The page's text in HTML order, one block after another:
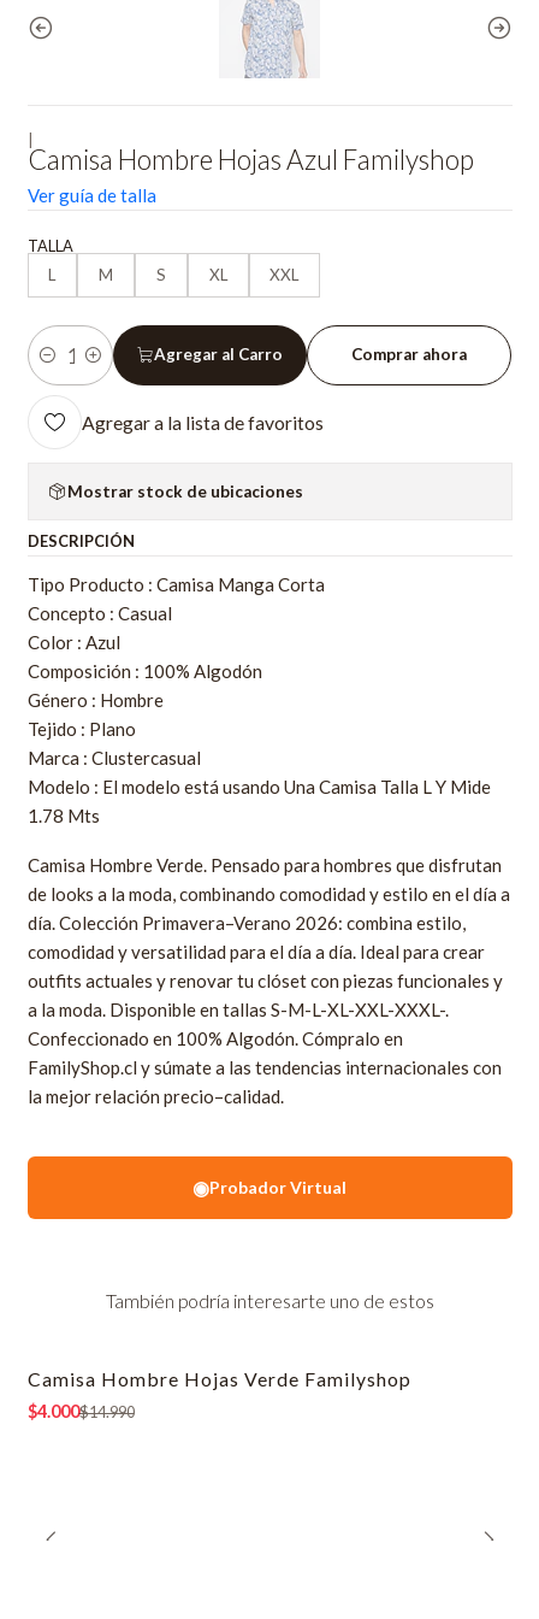
Camisa Hombre Hojas Azul Familyshop
Ver guía de talla
TALLA
L
M S XL XXL
Cantidad
Agregar al Carro Comprar ahora
Agregar a la lista de favoritos
Mostrar stock de ubicaciones
DESCRIPCIÓN
Tipo Producto : Camisa Manga Corta
Concepto : Casual
Color : Azul
Composición : 100% Algodón
Género : Hombre
Tejido : Plano
Marca : Clustercasual
Modelo : El modelo está usando Una Camisa Talla L Y Mide
1.78 Mts
Camisa Hombre Verde. Pensado para hombres que disfrutan
de looks a la moda, combinando comodidad y estilo en el día a
día. Colección Primavera–Verano 2026: combina estilo,
comodidad y versatilidad para el día a día. Ideal para crear
outfits actuales y renovar tu clóset con piezas funcionales y
a la moda. Disponible en tallas S-M-L-XL-XXL-XXXL-.
Confeccionado en 100% Algodón. Cómpralo en
FamilyShop.cl y súmate a las tendencias internacionales con
la mejor relación precio–calidad.
◉Probador Virtual
También podría interesarte uno de estos
-73% OFF
Camisa Hombre Hojas Verde Familyshop
$4.000$14.990